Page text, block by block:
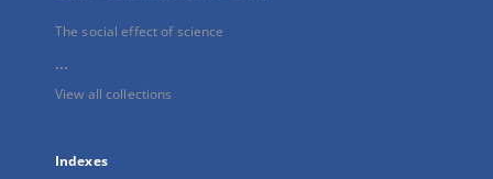
The social effect of science
...
View all collections
Indexes